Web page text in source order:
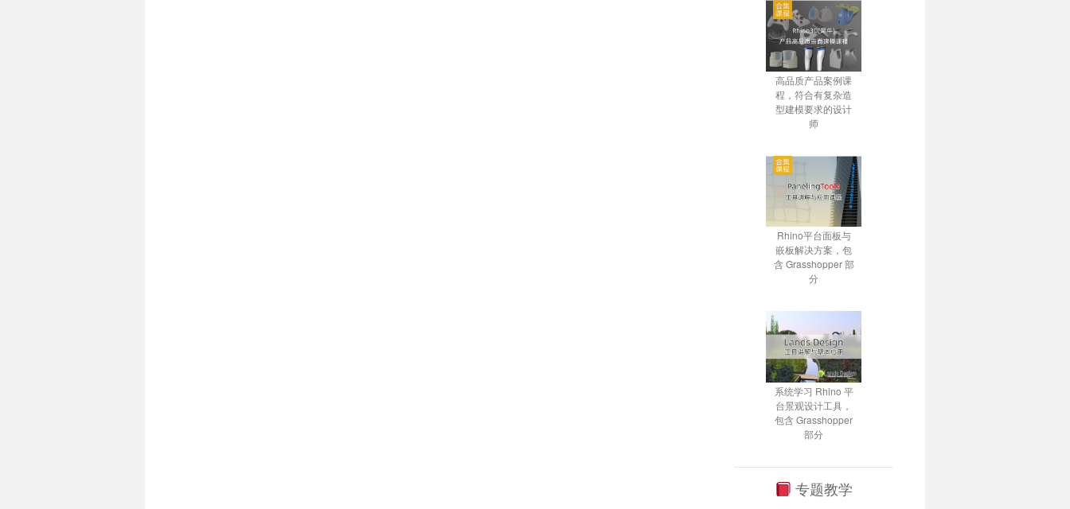
高品质产品案例课
程，符合有复杂造
型建模要求的设计
师
Rhino平台面板与
嵌板解决方案，包
含 Grasshopper 部
分
系统学习 Rhino 平
台景观设计工具，
包含 Grasshopper
部分
专题教学